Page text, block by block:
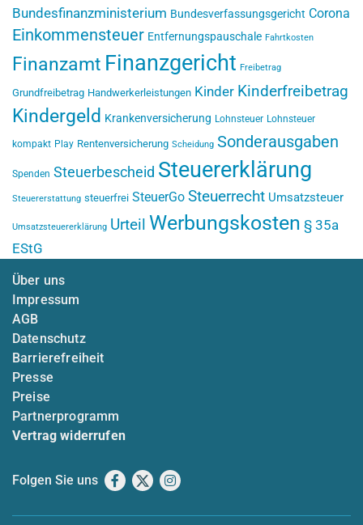
Bundesfinanzministerium Bundesverfassungsgericht Corona
Einkommensteuer Entfernungspauschale Fahrtkosten
Finanzamt Finanzgericht Freibetrag
Grundfreibetrag Handwerkerleistungen Kinder Kinderfreibetrag
Kindergeld Krankenversicherung Lohnsteuer Lohnsteuer
kompakt Play Rentenversicherung Scheidung Sonderausgaben
Spenden Steuerbescheid Steuererklärung
Steuererstattung steuerfrei SteuerGo Steuerrecht Umsatzsteuer
Umsatzsteuererklärung Urteil Werbungskosten § 35a
EStG
Über uns
Impressum
AGB
Datenschutz
Barrierefreiheit
Presse
Preise
Partnerprogramm
Vertrag widerrufen
Folgen Sie uns Facebook
X Instagram